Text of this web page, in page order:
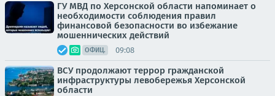
ГУ МВД по Херсонской области напоминает о
необходимости соблюдения правил
финансовой безопасности во избежание
мошеннических действий
ОФИЦ. 09:08
ВСУ продолжают террор гражданской
инфраструктуры левобережья Херсонской
области